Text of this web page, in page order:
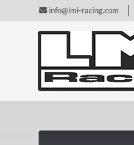
info@lmi-racing.com